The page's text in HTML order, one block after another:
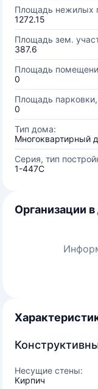
Площадь нежилых
1272.15
Площадь зем.
387.6
Площадь
0
Площадь
0
Тип дома:
Многоквартирный
Серия, тип
1-447С
Организации
Несущие стены:
Кирпич